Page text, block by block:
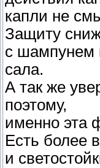
капли не
Защиту
с шампунем
сала.
А так же
поэтому,
именно эта
Есть более
и